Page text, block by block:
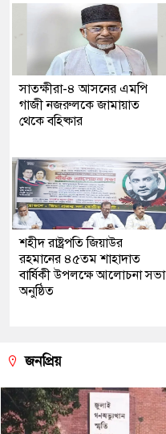
সাতক্ষীরা-৪ আসনের এমপি
গাজী নজরুলকে জামায়াত
থেকে বহিষ্কার
শহীদ রাষ্ট্রপতি জিয়াউর
রহমানের ৪৫তম শাহাদাত
বার্ষিকী উপলক্ষে আলোচনা সভা
অনুষ্ঠিত
জনপ্রিয়